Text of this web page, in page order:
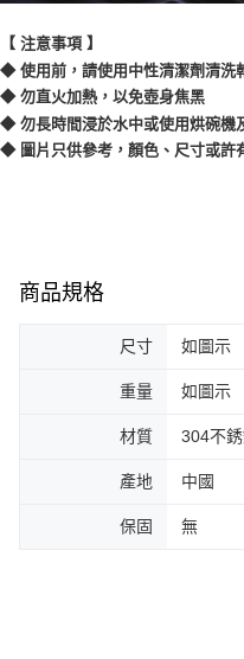
【 注意事項 】
◆ 使用前，請使用中性清潔劑清洗
◆ 勿直火加熱，以免壺身焦黑
◆ 勿長時間浸於水中或使用烘碗機
◆ 圖片只供參考，顏色、尺寸或許
商品規格
尺寸 如圖示
重量 如圖示
材質 304不
產地 中國
保固 無